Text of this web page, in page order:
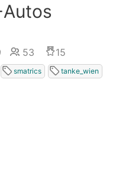
53 15
smatrics tanke_wien